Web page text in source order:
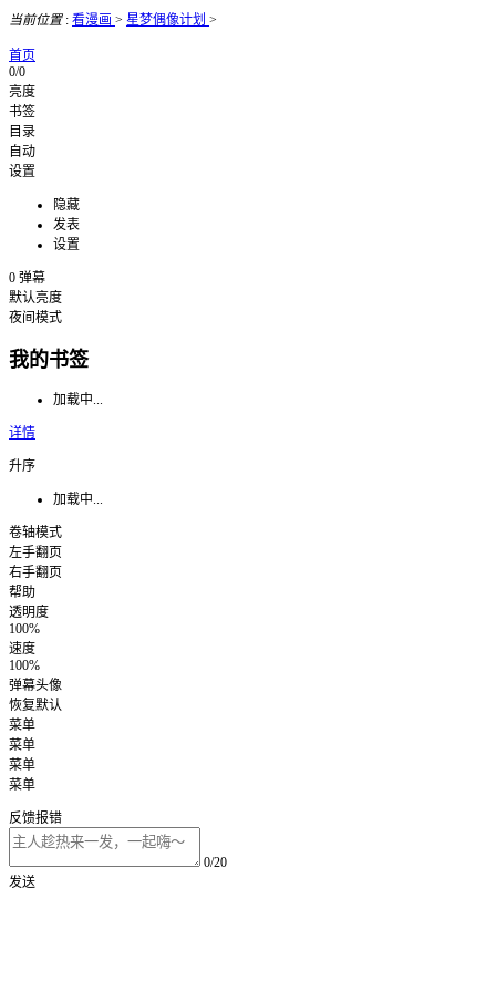
当前位置: 看漫画 > 星梦偶像计划 >
首页
0/0
亮度
书签
目录
自动
设置
隐藏
发表
设置
0 弹幕
默认亮度
夜间模式
我的书签
加载中...
详情
升序
加载中...
卷轴模式
左手翻页
右手翻页
帮助
透明度
100%
速度
100%
弹幕头像
恢复默认
菜单
菜单
菜单
菜单
反馈报错
0/20
发送